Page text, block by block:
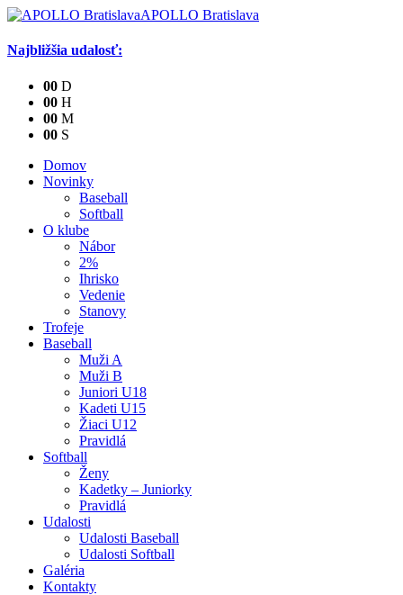
APOLLO Bratislava
Najbližšia udalosť:
00 D
00 H
00 M
00 S
Domov
Novinky
Baseball
Softball
O klube
Nábor
2%
Ihrisko
Vedenie
Stanovy
Trofeje
Baseball
Muži A
Muži B
Juniori U18
Kadeti U15
Žiaci U12
Pravidlá
Softball
Ženy
Kadetky – Juniorky
Pravidlá
Udalosti
Udalosti Baseball
Udalosti Softball
Galéria
Kontakty